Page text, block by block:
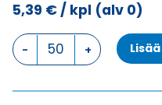
5,39 €/ kpl (alv 0)
HSK-
K-
Active